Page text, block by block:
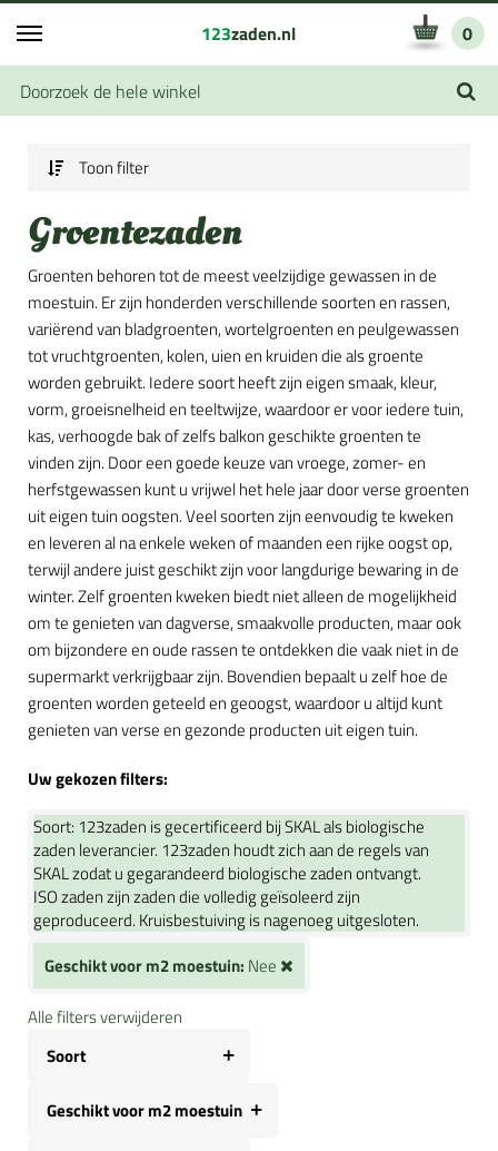
123zaden.nl 0
Toon filter
Groentezaden
Groenten behoren tot de meest veelzijdige gewassen in de
moestuin. Er zijn honderden verschillende soorten en rassen,
variërend van bladgroenten, wortelgroenten en peulgewassen
tot vruchtgroenten, kolen, uien en kruiden die als groente
worden gebruikt. Iedere soort heeft zijn eigen smaak, kleur,
vorm, groeisnelheid en teeltwijze, waardoor er voor iedere tuin,
kas, verhoogde bak of zelfs balkon geschikte groenten te
vinden zijn. Door een goede keuze van vroege, zomer- en
herfstgewassen kunt u vrijwel het hele jaar door verse groenten
uit eigen tuin oogsten. Veel soorten zijn eenvoudig te kweken
en leveren al na enkele weken of maanden een rijke oogst op,
terwijl andere juist geschikt zijn voor langdurige bewaring in de
winter. Zelf groenten kweken biedt niet alleen de mogelijkheid
om te genieten van dagverse, smaakvolle producten, maar ook
om bijzondere en oude rassen te ontdekken die vaak niet in de
supermarkt verkrijgbaar zijn. Bovendien bepaalt u zelf hoe de
groenten worden geteeld en geoogst, waardoor u altijd kunt
genieten van verse en gezonde producten uit eigen tuin.
Uw gekozen filters:
Soort: 123zaden is gecertificeerd bij SKAL als biologische
zaden leverancier. 123zaden houdt zich aan de regels van
SKAL zodat u gegarandeerd biologische zaden ontvangt.
ISO zaden zijn zaden die volledig geïsoleerd zijn
geproduceerd. Kruisbestuiving is nagenoeg uitgesloten.
Geschikt voor m2 moestuin: Nee
Alle filters verwijderen
Soort
Geschikt voor m2 moestuin